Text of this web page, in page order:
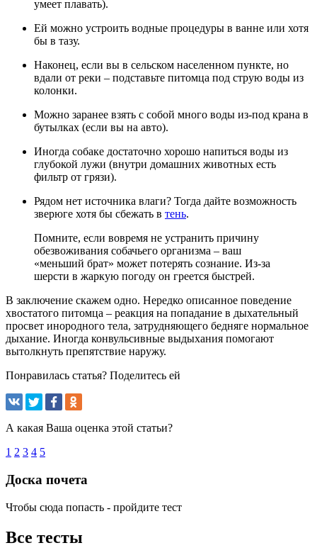
умеет плавать).
Ей можно устроить водные процедуры в ванне или хотя
бы в тазу.
Наконец, если вы в сельском населенном пункте, но
вдали от реки – подставьте питомца под струю воды из
колонки.
Можно заранее взять с собой много воды из-под крана в
бутылках (если вы на авто).
Иногда собаке достаточно хорошо напиться воды из
глубокой лужи (внутри домашних животных есть
фильтр от грязи).
Рядом нет источника влаги? Тогда дайте возможность
зверюге хотя бы сбежать в тень.
Помните, если вовремя не устранить причину
обезвоживания собачьего организма – ваш
«меньший брат» может потерять сознание. Из-за
шерсти в жаркую погоду он греется быстрей.
В заключение скажем одно. Нередко описанное поведение
хвостатого питомца – реакция на попадание в дыхательный
просвет инородного тела, затрудняющего бедняге нормальное
дыхание. Иногда конвульсивные выдыхания помогают
вытолкнуть препятствие наружу.
Понравилась статья? Поделитесь ей
А какая Ваша оценка этой статьи?
1 2 3 4 5
Доска почета
Чтобы сюда попасть - пройдите тест
Все тесты